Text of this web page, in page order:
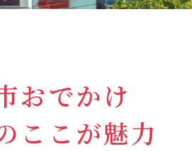
おでかけ
ここが魅力